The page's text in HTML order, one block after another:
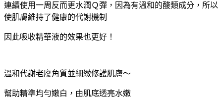
連續使用一周反而更水潤Ｑ彈，因為有溫和的酸類成分，所以
使肌膚維持了健康的代謝機制
因此吸收精華液的效果也更好！
溫和代謝老廢角質並細緻修護肌膚～
幫助精準均勻嫩白，由肌底透亮水嫩